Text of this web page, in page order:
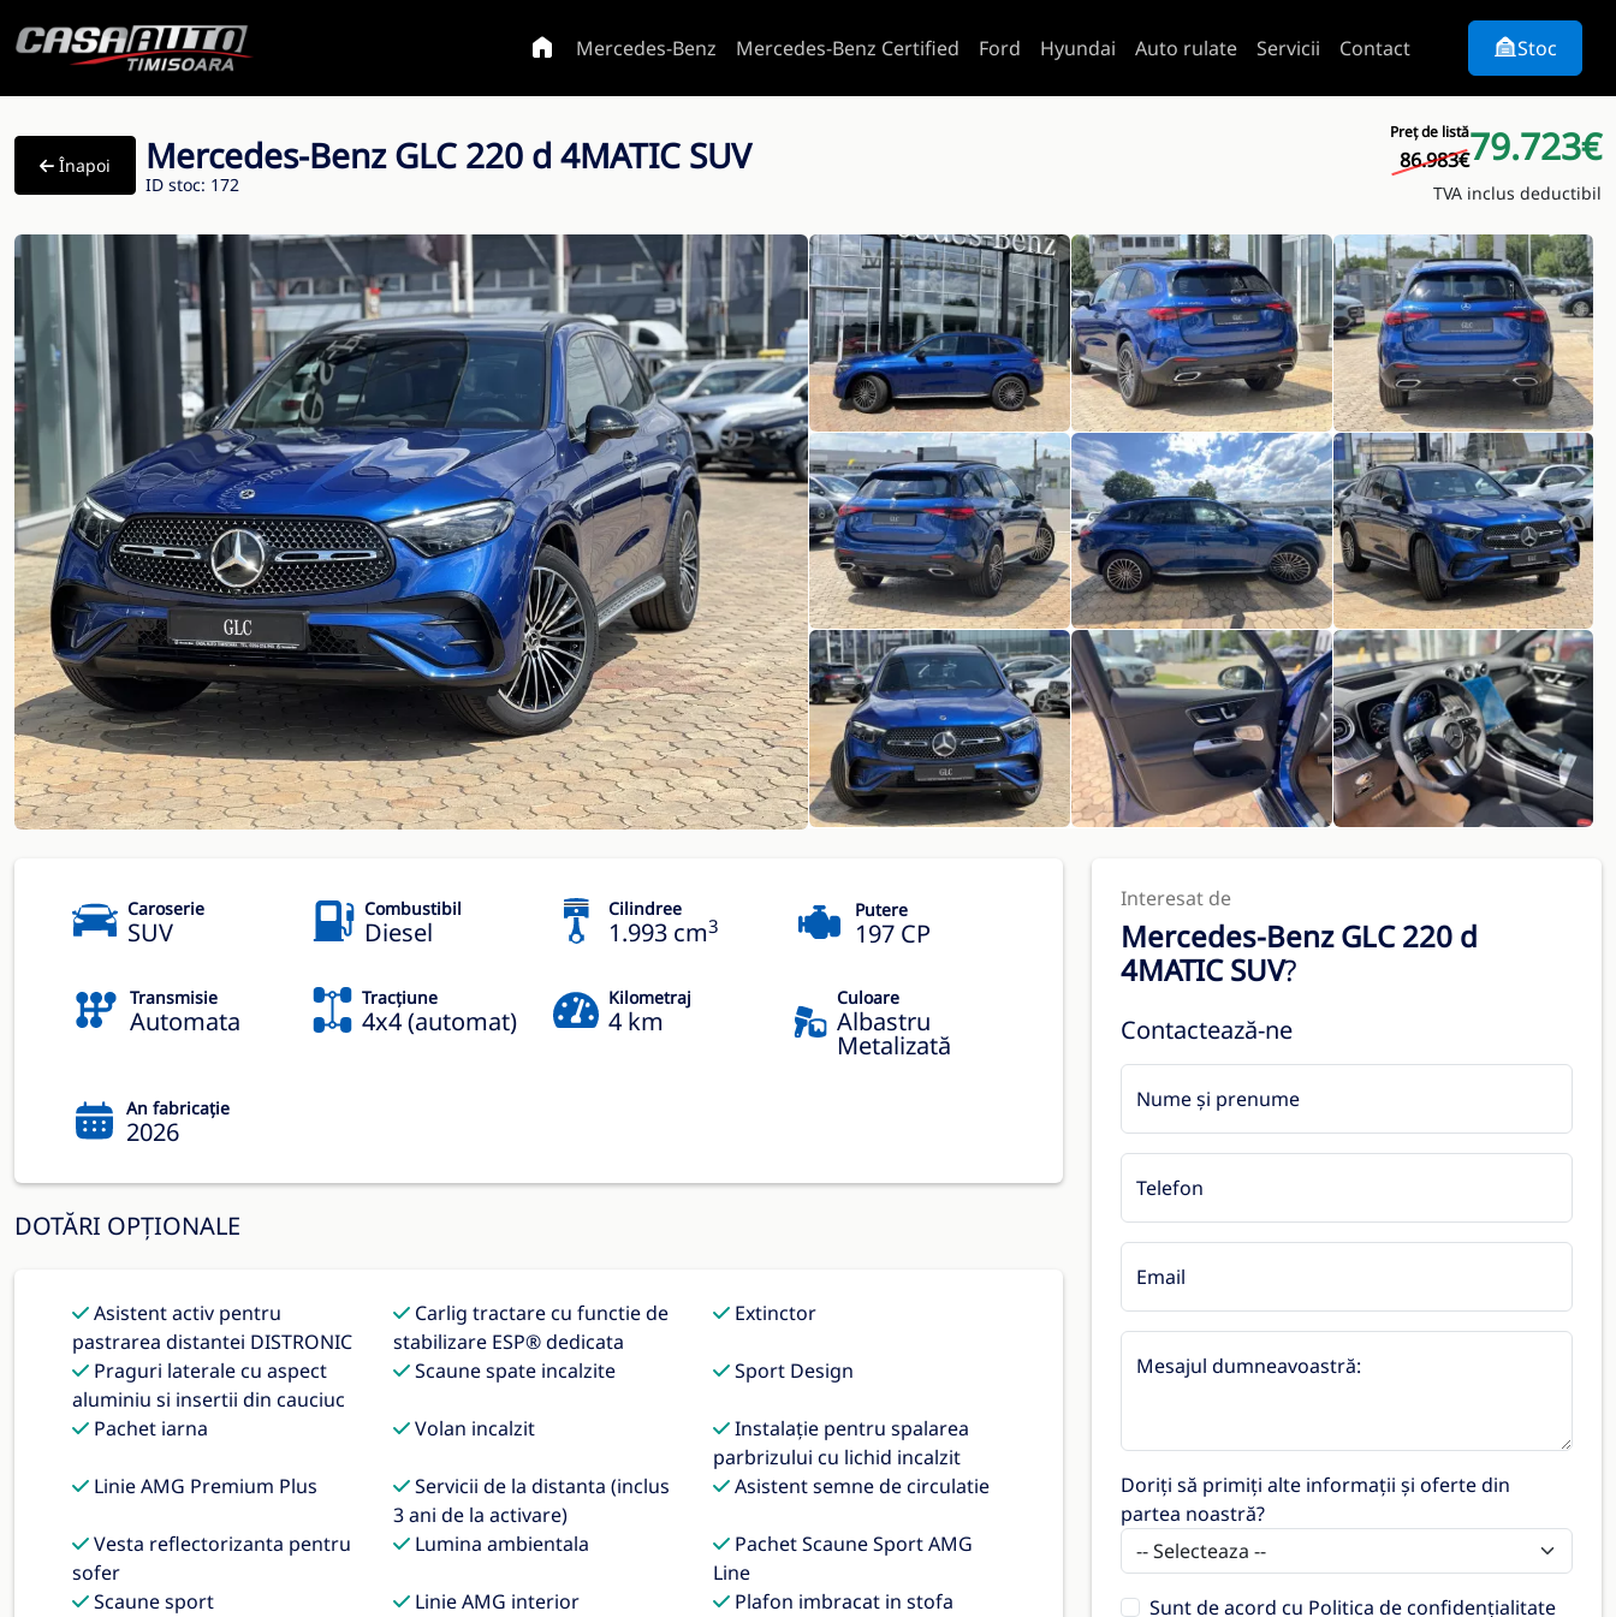
Mercedes-Benz Mercedes-Benz Certified Ford Hyundai Auto rulate Servicii Contact Stoc
Înapoi Mercedes-Benz GLC 220 d 4MATIC SUV
ID stoc: 172
Preț de listă
86.983€79.723€
TVA inclus deductibil
Caroserie
SUV
Combustibil
Diesel
Cilindree
1.993 cm3
Putere
197 CP
Transmisie
Automata
Tracțiune
4x4 (automat)
Kilometraj
4 km
Culoare
Albastru
Metalizată
An fabricație
2026
DOTĂRI OPȚIONALE
Asistent activ pentru
pastrarea distantei DISTRONIC
Carlig tractare cu functie de
stabilizare ESP® dedicata
Extinctor
Praguri laterale cu aspect
aluminiu si insertii din cauciuc
Scaune spate incalzite Sport Design
Pachet iarna Volan incalzit
Instalaţie pentru spalarea
parbrizului cu lichid incalzit
Linie AMG Premium Plus
Servicii de la distanta (inclus
3 ani de la activare)
Asistent semne de circulatie
Vesta reflectorizanta pentru
sofer
Lumina ambientala
Pachet Scaune Sport AMG
Line
Scaune sport
Linie AMG interior
Plafon imbracat in stofa
Interesat de
Mercedes-Benz GLC 220 d
4MATIC SUV?
Contactează-ne
Nume și prenume
Telefon
Email
Mesajul dumneavoastră:
Doriți să primiți alte informații și oferte din
partea noastră?
Sunt de acord cu Politica de confidențialitate